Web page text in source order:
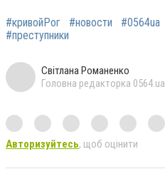
#кривойРог #новости #0564ua
#преступники
Світлана Романенко
Головна редакторка 0564.ua
Авторизуйтесь, щоб оцінити